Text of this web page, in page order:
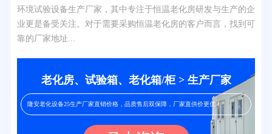
环境试验设备生产厂家，其中专注于恒温老化房研发与生产的企
业更是备受关注。对于需要采购恒温老化房的客户而言，找到可
靠的厂家地址...
老化房、试验箱、老化箱/柜 > 生产厂家
隆安老化设备25生产厂家直销价格，品质售后双保障，厂家直供价更优！